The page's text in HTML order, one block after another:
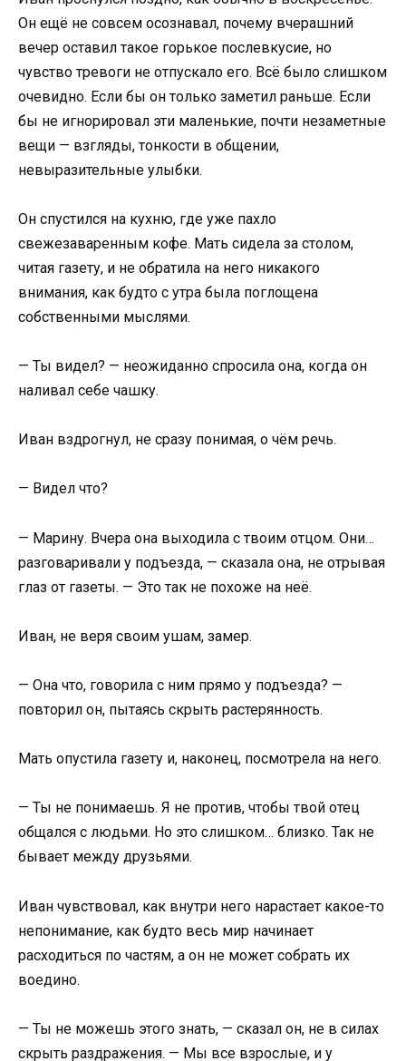
Он ещё не совсем осознавал, почему вчерашний
вечер оставил такое горькое послевкусие, но
чувство тревоги не отпускало его. Всё было слишком
очевидно. Если бы он только заметил раньше. Если
бы не игнорировал эти маленькие, почти незаметные
вещи — взгляды, тонкости в общении,
невыразительные улыбки.
Он спустился на кухню, где уже пахло
свежезаваренным кофе. Мать сидела за столом,
читая газету, и не обратила на него никакого
внимания, как будто с утра была поглощена
собственными мыслями.
— Ты видел? — неожиданно спросила она, когда он
наливал себе чашку.
Иван вздрогнул, не сразу понимая, о чём речь.
— Видел что?
— Марину. Вчера она выходила с твоим отцом. Они…
разговаривали у подъезда, — сказала она, не отрывая
глаз от газеты. — Это так не похоже на неё.
Иван, не веря своим ушам, замер.
— Она что, говорила с ним прямо у подъезда? —
повторил он, пытаясь скрыть растерянность.
Мать опустила газету и, наконец, посмотрела на него.
— Ты не понимаешь. Я не против, чтобы твой отец
общался с людьми. Но это слишком… близко. Так не
бывает между друзьями.
Иван чувствовал, как внутри него нарастает какое-то
непонимание, как будто весь мир начинает
расходиться по частям, а он не может собрать их
воедино.
— Ты не можешь этого знать, — сказал он, не в силах
скрыть раздражения. — Мы все взрослые, и у